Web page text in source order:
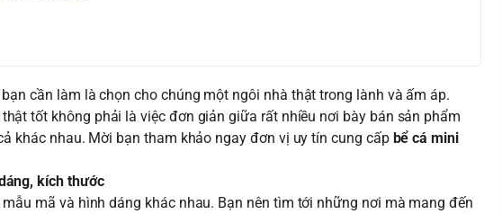
cần làm là chọn cho chúng một ngôi nhà thật trong lành và ấm áp.
tốt không phải là việc đơn giản giữa rất nhiều nơi bày bán sản phẩm
khác nhau. Mời bạn tham khảo ngay đơn vị uy tín cung cấp bể cá mini
kích thước
mã và hình dáng khác nhau. Bạn nên tìm tới những nơi mà mang đến